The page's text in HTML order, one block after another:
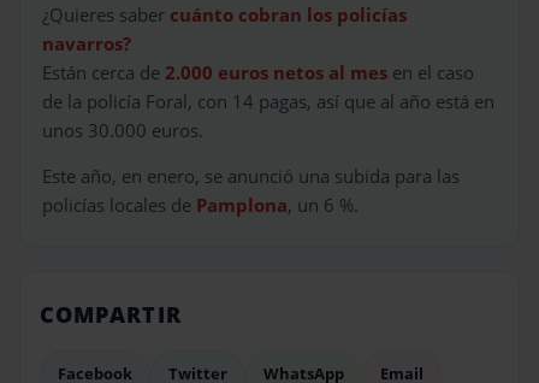
¿Quieres saber cuánto cobran los policías
navarros?
Están cerca de 2.000 euros netos al mes en el caso
de la policía Foral, con 14 pagas, así que al año está en
unos 30.000 euros.
Este año, en enero, se anunció una subida para las
policías locales de Pamplona, un 6 %.
COMPARTIR
Facebook Twitter WhatsApp Email